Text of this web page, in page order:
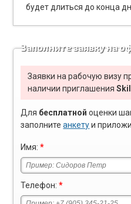
будет длиться до конца
Заполните заявку на
Заявки на рабочую визу
наличии приглашения
Для бесплатной оценки
заполнитеанкетуи
Имя:*
Телефон:*